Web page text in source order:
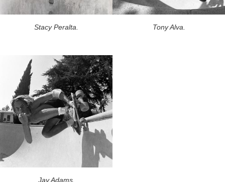
Stacy Peralta. Tony Alva.
Jay Adams.